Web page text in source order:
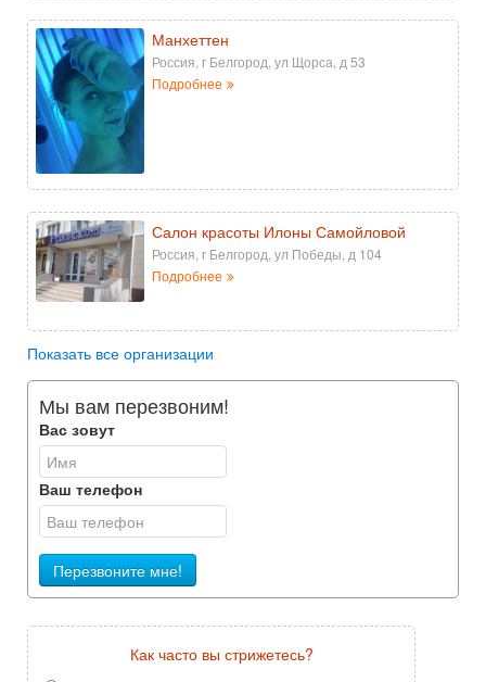
Манхеттен
Россия, г Белгород, ул Щорса, д 53
Подробнее
Салон красоты Илоны Самойловой
Россия, г Белгород, ул Победы, д 104
Подробнее
Показать все организации
Мы вам перезвоним!
Вас зовут
Ваш телефон
Перезвоните мне!
Как часто вы стрижетесь?